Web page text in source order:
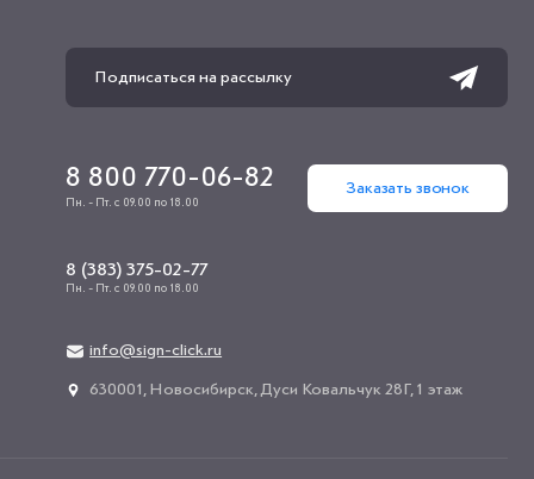
8 800 770-06-82
Пн. - Пт. с 09.00 по 18.00
Заказать звонок
8 (383) 375-02-77
Пн. - Пт. с 09.00 по 18.00
info@sign-click.ru
​630001, Новосибирск, Дуси Ковальчук 28Г, 1 этаж